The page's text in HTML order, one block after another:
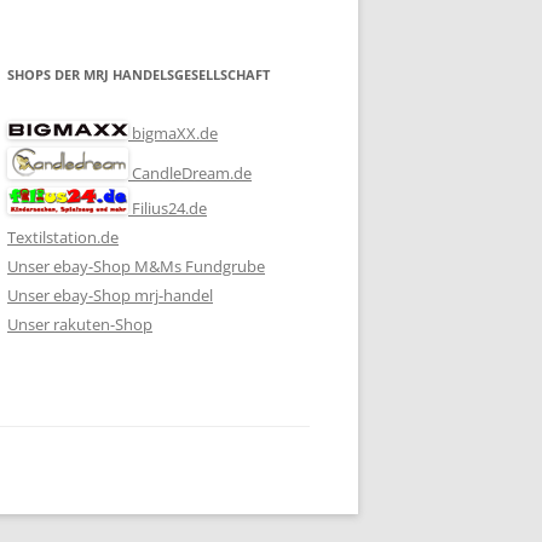
SHOPS DER MRJ HANDELSGESELLSCHAFT
bigmaXX.de
CandleDream.de
Filius24.de
Textilstation.de
Unser ebay-Shop M&Ms Fundgrube
Unser ebay-Shop mrj-handel
Unser rakuten-Shop